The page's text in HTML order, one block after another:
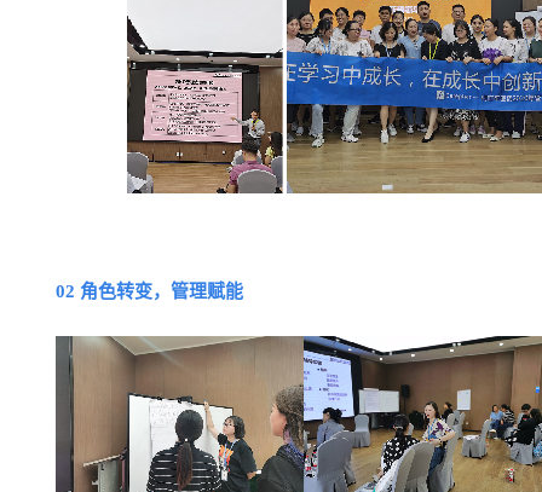
02 角色转变，管理赋能